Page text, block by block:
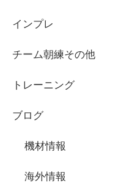
インプレ
チーム朝練その他
トレーニング
ブログ
機材情報
海外情報